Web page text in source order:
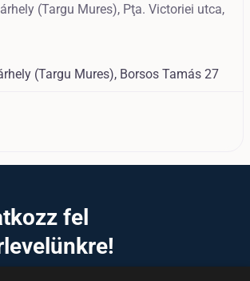
(Targu Mures), Pţa. Victoriei utca,
(Targu Mures), Borsos Tamás 27
fel